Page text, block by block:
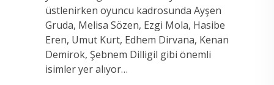
üstlenirken oyuncu kadrosunda Ayşen
Gruda, Melisa Sözen, Ezgi Mola, Hasibe
Eren, Umut Kurt, Edhem Dirvana, Kenan
Demirok, Şebnem Dilligil gibi önemli
isimler yer alıyor…